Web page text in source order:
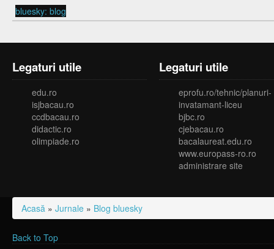
bluesky: blog
Legaturi utile
edu.ro
isjbacau.ro
ccdbacau.ro
didactic.ro
olimpiade.ro
Legaturi utile
eprofu.ro/tehnic/planuri-
invatamant-liceu
bjbc.ro
cjebacau.ro
bacalaureat.edu.ro
www.europass-ro.ro
administrare site
Eşti aici
Acasă » Jurnale » Blog bluesky
Back to Top